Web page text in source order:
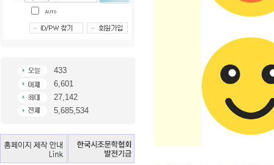
433
6,601
27,142
5,685,534